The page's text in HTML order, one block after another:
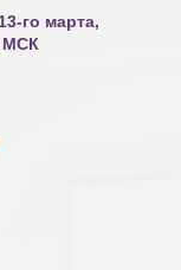
го марта,
МСК